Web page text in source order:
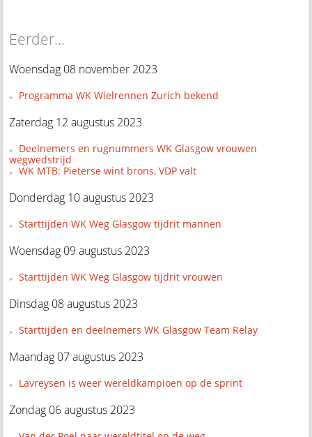
Eerder...
Woensdag 08 november 2023
Programma WK Wielrennen Zurich bekend
Zaterdag 12 augustus 2023
Deelnemers en rugnummers WK Glasgow vrouwen
wegwedstrijd
WK MTB: Pieterse wint brons, VDP valt
Donderdag 10 augustus 2023
Starttijden WK Weg Glasgow tijdrit mannen
Woensdag 09 augustus 2023
Starttijden WK Weg Glasgow tijdrit vrouwen
Dinsdag 08 augustus 2023
Starttijden en deelnemers WK Glasgow Team Relay
Maandag 07 augustus 2023
Lavreysen is weer wereldkampioen op de sprint
Zondag 06 augustus 2023